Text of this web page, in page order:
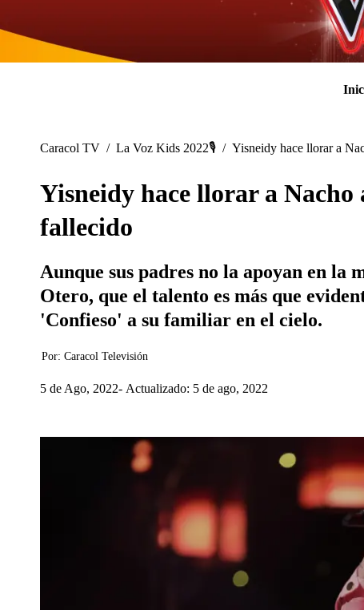
Caracol TV / La Voz Kids 2022🎙️ / Yisneidy hace llorar a
Yisneidy hace llorar a
fallecido
Aunque sus padres no la apoyan en la
Otero, que el talento es más que
'Confieso' a su familiar en el cielo.
Por: Caracol Televisión
5 de Ago, 2022 Actualizado: 5 de ago, 2022